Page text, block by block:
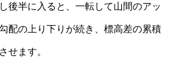
後半に入ると、一転して山間のアッ
配の上り下りが続き、標高差の累積
せます。